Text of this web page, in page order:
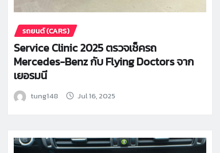
รถยนต์ (CARS)
Service Clinic 2025 ตรวจเช็ครถ
Mercedes-Benz กับ Flying Doctors จาก
เยอรมนี
tung148 Jul 16, 2025